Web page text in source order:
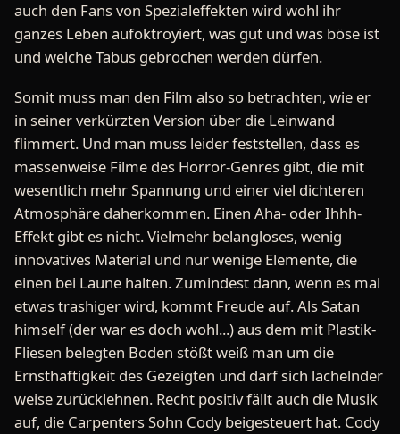
auch den Fans von Spezialeffekten wird wohl ihr
ganzes Leben aufoktroyiert, was gut und was böse ist
und welche Tabus gebrochen werden dürfen.
Somit muss man den Film also so betrachten, wie er
in seiner verkürzten Version über die Leinwand
flimmert. Und man muss leider feststellen, dass es
massenweise Filme des Horror-Genres gibt, die mit
wesentlich mehr Spannung und einer viel dichteren
Atmosphäre daherkommen. Einen Aha- oder Ihhh-
Effekt gibt es nicht. Vielmehr belangloses, wenig
innovatives Material und nur wenige Elemente, die
einen bei Laune halten. Zumindest dann, wenn es mal
etwas trashiger wird, kommt Freude auf. Als Satan
himself (der war es doch wohl...) aus dem mit Plastik-
Fliesen belegten Boden stößt weiß man um die
Ernsthaftigkeit des Gezeigten und darf sich lächelnder
weise zurücklehnen. Recht positiv fällt auch die Musik
auf, die Carpenters Sohn Cody beigesteuert hat. Cody